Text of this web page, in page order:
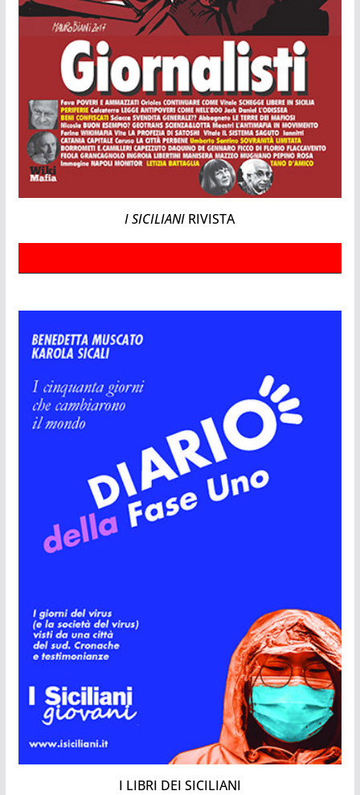
I SICILIANI RIVISTA
I LIBRI DEI SICILIANI